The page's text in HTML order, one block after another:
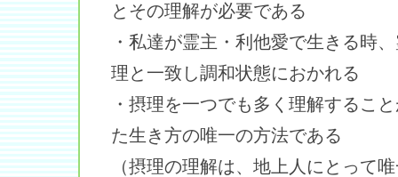
とその理解が必要である
・私達が霊主・利他愛で生きる時
理と一致し調和状態におかれる
・摂理を一つでも多く理解するこ
た生き方の唯一の方法である
（摂理の理解は、地上人にとって